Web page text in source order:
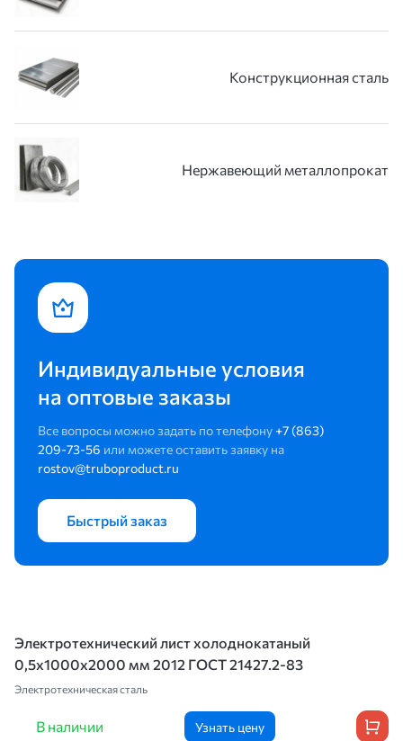
Конструкционная сталь
Нержавеющий металлопрокат
Индивидуальные условия
на оптовые заказы
Все вопросы можно задать по телефону +7 (863)
209-73-56 или можете оставить заявку на
rostov@truboproduct.ru
Быстрый заказ
Электротехнический лист холоднокатаный
0,5х1000х2000 мм 2012 ГОСТ 21427.2-83
Электротехническая сталь
В наличии Узнать цену